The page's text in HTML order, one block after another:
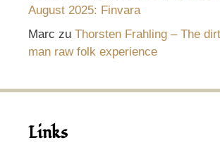
August 2025: Finvara
Marc zu Thorsten Frahling – The
man raw folk experience
Links